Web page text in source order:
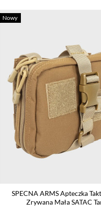
SPECNA ARMS Apteczka
Zrywana Mała SATAC
Nowy